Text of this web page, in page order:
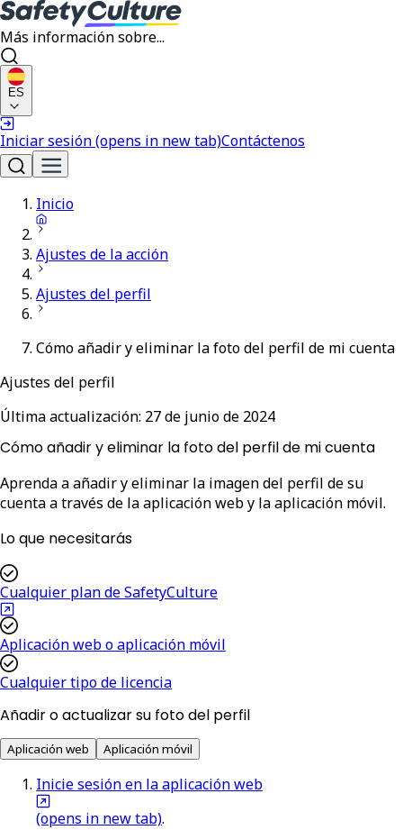
Más información sobre...
ES
Iniciar sesión(opens in new tab)Contáctenos
Inicio
Ajustes de la acción
Ajustes del perfil
Cómo añadir y eliminar la foto del perfil de mi cuenta
Ajustes del perfil
Última actualización: 27 de junio de 2024
Cómo añadir y eliminar la foto del perfil de mi cuenta
Aprenda a añadir y eliminar la imagen del perfil de su
cuenta a través de la aplicación web y la aplicación móvil.
Lo que necesitarás
Cualquier plan de SafetyCulture
Aplicación web o aplicación móvil
Cualquier tipo de licencia
Añadir o actualizar su foto del perfil
Aplicación web Aplicación móvil
Inicie sesión en la aplicación web
(opens in new tab).